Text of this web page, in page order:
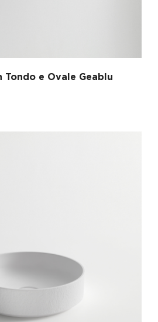
Tondo e Ovale Geablu